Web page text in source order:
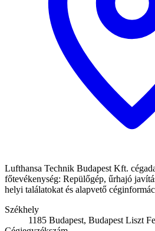
Lufthansa Technik Budapest Kft.
főtevékenység: Repülőgép, űrhajó
helyi találatokat és alapvető
Székhely
1185 Budapest, Budapest Liszt